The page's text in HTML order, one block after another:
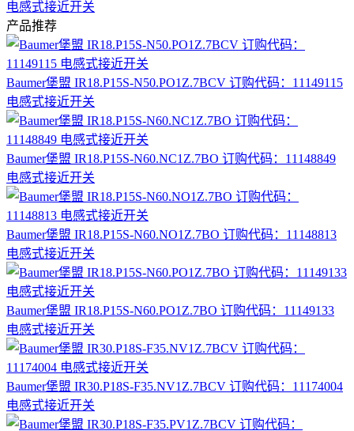
电感式接近开关
产品推荐
Baumer堡盟 IR18.P15S-N50.PO1Z.7BCV 订购代码：11149115
电感式接近开关
Baumer堡盟 IR18.P15S-N60.NC1Z.7BO 订购代码：11148849
电感式接近开关
Baumer堡盟 IR18.P15S-N60.NO1Z.7BO 订购代码：11148813
电感式接近开关
Baumer堡盟 IR18.P15S-N60.PO1Z.7BO 订购代码：11149133
电感式接近开关
Baumer堡盟 IR30.P18S-F35.NV1Z.7BCV 订购代码：11174004
电感式接近开关